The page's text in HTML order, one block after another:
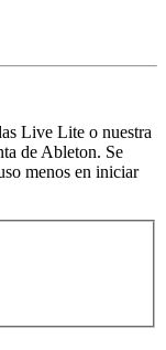
Live Lite o nuestra
de Ableton. Se
menos en iniciar